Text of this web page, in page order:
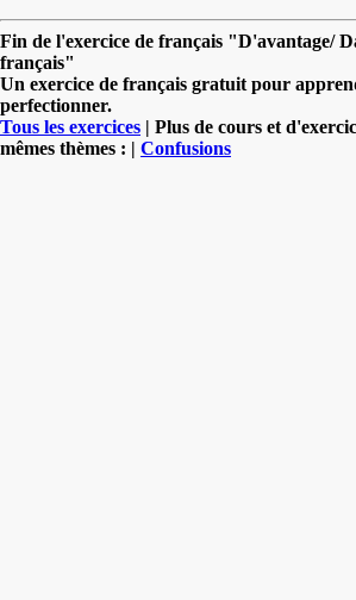
Fin de l'exercice de français "D'avantage/
français"
Un exercice de français gratuit pour
perfectionner.
Tous les exercices | Plus de cours et
mêmes thèmes : | Confusions